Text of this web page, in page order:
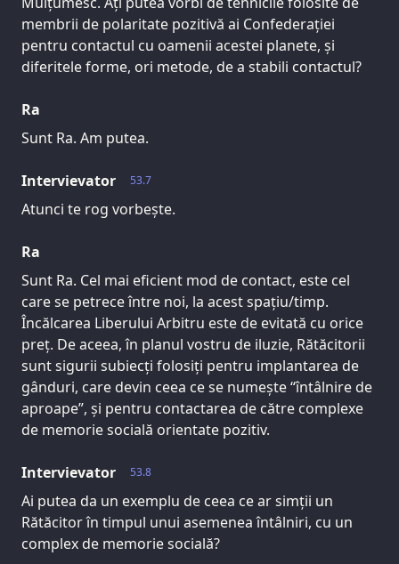
membrii de polaritate pozitivă ai Confederației
pentru contactul cu oamenii acestei planete, și
diferitele forme, ori metode, de a stabili contactul?
Ra
Sunt Ra. Am putea.
53.7
Intervievator
Atunci te rog vorbește.
Ra
Sunt Ra. Cel mai eficient mod de contact, este cel
care se petrece între noi, la acest spațiu/timp.
Încălcarea Liberului Arbitru este de evitată cu orice
preț. De aceea, în planul vostru de iluzie, Rătăcitorii
sunt sigurii subiecți folosiți pentru implantarea de
gânduri, care devin ceea ce se numește “întâlnire de
aproape”, și pentru contactarea de către complexe
de memorie socială orientate pozitiv.
53.8
Intervievator
Ai putea da un exemplu de ceea ce ar simții un
Rătăcitor în timpul unui asemenea întâlniri, cu un
complex de memorie socială?